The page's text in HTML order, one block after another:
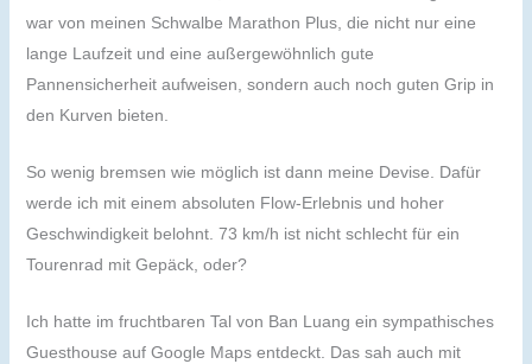
war von meinen Schwalbe Marathon Plus, die nicht nur eine
lange Laufzeit und eine außergewöhnlich gute
Pannensicherheit aufweisen, sondern auch noch guten Grip in
den Kurven bieten.
So wenig bremsen wie möglich ist dann meine Devise. Dafür
werde ich mit einem absoluten Flow-Erlebnis und hoher
Geschwindigkeit belohnt. 73 km/h ist nicht schlecht für ein
Tourenrad mit Gepäck, oder?
Ich hatte im fruchtbaren Tal von Ban Luang ein sympathisches
Guesthouse auf Google Maps entdeckt. Das sah auch mit